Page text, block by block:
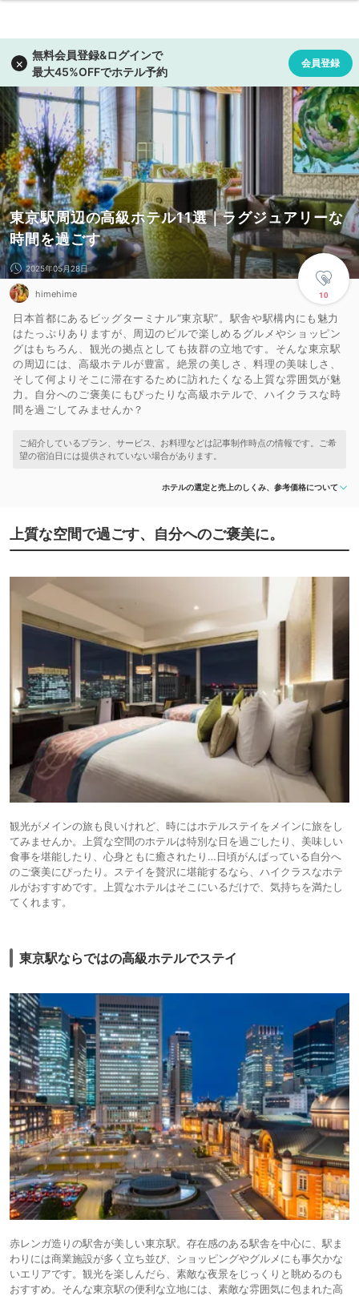
東京駅周辺の高級ホテル11選｜ラグジュアリーな
時間を過ごす
10
2025年05月28日
himehime
日本首都にあるビッグターミナル“東京駅”。駅舎や駅構内にも魅力
はたっぷりありますが、周辺のビルで楽しめるグルメやショッピン
グはもちろん、観光の拠点としても抜群の立地です。そんな東京駅
の周辺には、高級ホテルが豊富。絶景の美しさ、料理の美味しさ、
そして何よりそこに滞在するために訪れたくなる上質な雰囲気が魅
力。自分へのご褒美にもぴったりな高級ホテルで、ハイクラスな時
間を過ごしてみませんか？
ホテルの選定と売上のしくみ、参考価格について
上質な空間で過ごす、自分へのご褒美に。
観光がメインの旅も良いけれど、時にはホテルステイをメインに旅をし
てみませんか。上質な空間のホテルは特別な日を過ごしたり、美味しい
食事を堪能したり、心身ともに癒されたり…日頃がんばっている自分へ
のご褒美にぴったり。ステイを贅沢に堪能するなら、ハイクラスなホテ
ルがおすすめです。上質なホテルはそこにいるだけで、気持ちを満たし
てくれます。
東京駅ならではの高級ホテルでステイ
赤レンガ造りの駅舎が美しい東京駅。存在感のある駅舎を中心に、駅ま
わりには商業施設が多く立ち並び、ショッピングやグルメにも事欠かな
いエリアです。観光を楽しんだら、素敵な夜景をじっくりと眺めるのも
おすすめ。そんな東京駅の便利な立地には、素敵な雰囲気に包まれた高